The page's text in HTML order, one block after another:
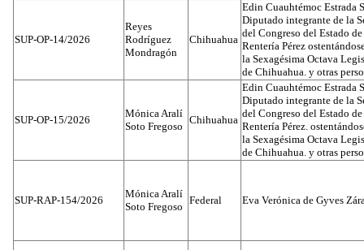
SUP-OP-14/2026
Reyes
Rodríguez
Mondragón
Chihuahua
Edin Cuauhtémoc Estrada
Diputado integrante de la
del Congreso del Estado
Rentería Pérez
la Sexagésima Octava
de Chihuahua. y otras
SUP-OP-15/2026
Mónica Aralí
Soto Fregoso
Chihuahua
Edin Cuauhtémoc Estrada
Diputado integrante de la
del Congreso del Estado
Rentería Pérez.
la Sexagésima Octava
de Chihuahua. y otras
SUP-RAP-154/2026
Mónica Aralí
Soto Fregoso
Federal Eva Verónica de Gyves